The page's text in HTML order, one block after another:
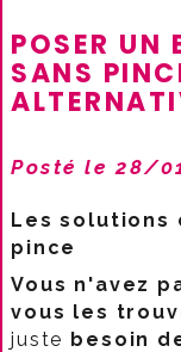
POSER UN
SANS
Posté le 28/
Les solutions
pince
Vous n'avez
vous les
juste besoin